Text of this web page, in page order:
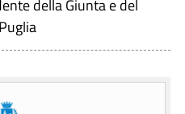
della Giunta e del